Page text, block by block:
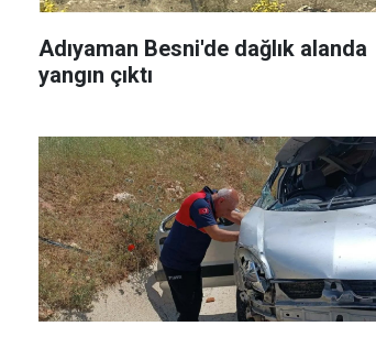
Adıyaman Besni'de dağlık alanda
yangın çıktı